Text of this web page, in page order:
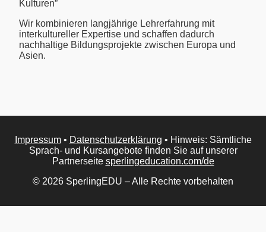
Kulturen”
Wir kombinieren langjährige Lehrerfahrung mit
interkultureller Expertise und schaffen dadurch
nachhaltige Bildungsprojekte zwischen Europa und
Asien.
Impressum• Datenschutzerklärung • Hinweis: Sämtliche
Sprach- und Kursangebote finden Sie auf unserer
Partnerseite sperlingeducation.com/de
© 2026 SperlingEDU – Alle Rechte vorbehalten